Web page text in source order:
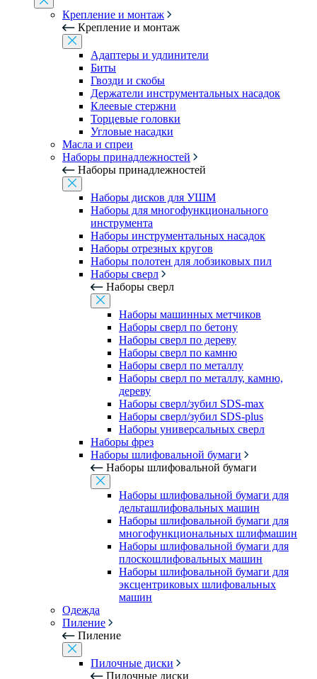
Крепление и монтаж
Крепление и монтаж
Адаптеры и удлинители
Биты
Гвозди и скобы
Держатели инструментальных насадок
Клеевые стержни
Торцевые головки
Угловые насадки
Масла и спреи
Наборы принадлежностей
Наборы принадлежностей
Наборы дисков для УШМ
Наборы для многофункционального
инструмента
Наборы инструментальных насадок
Наборы отрезных кругов
Наборы полотен для лобзиковых пил
Наборы сверл
Наборы сверл
Наборы машинных метчиков
Наборы сверл по бетону
Наборы сверл по дереву
Наборы сверл по камню
Наборы сверл по металлу
Наборы сверл по металлу, камню,
дереву
Наборы сверл/зубил SDS-max
Наборы сверл/зубил SDS-plus
Наборы универсальных сверл
Наборы фрез
Наборы шлифовальной бумаги
Наборы шлифовальной бумаги
Наборы шлифовальной бумаги для
дельташлифовальных машин
Наборы шлифовальной бумаги для
многофункциональных шлифмашин
Наборы шлифовальной бумаги для
плоскошлифовальных машин
Наборы шлифовальной бумаги для
эксцентриковых шлифовальных
машин
Одежда
Пиление
Пиление
Пилочные диски
Пилочные диски